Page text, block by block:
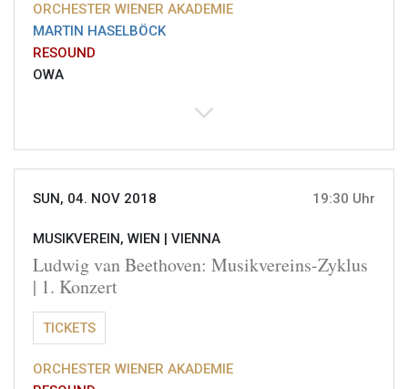
ORCHESTER WIENER AKADEMIE
MARTIN HASELBÖCK
RESOUND
OWA
SUN, 04. NOV 2018 19:30 Uhr
MUSIKVEREIN, WIEN | VIENNA
Ludwig van Beethoven: Musikvereins-Zyklus
| 1. Konzert
TICKETS
ORCHESTER WIENER AKADEMIE